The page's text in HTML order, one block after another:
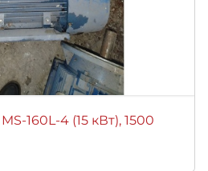
160L-4 (15 кВт), 1500